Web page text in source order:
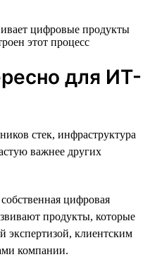
для ИТ-
стек, инфраструктура
важнее других
цифровая
продукты, которые
экспертизой, клиентским
компании.